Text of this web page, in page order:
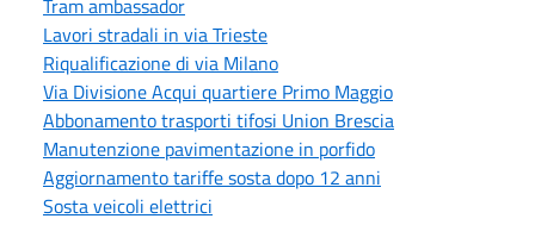
Lavori stradali in via Trieste
Riqualificazione di via Milano
Via Divisione Acqui quartiere Primo Maggio
Abbonamento trasporti tifosi Union Brescia
Manutenzione pavimentazione in porfido
Aggiornamento tariffe sosta dopo 12 anni
Sosta veicoli elettrici